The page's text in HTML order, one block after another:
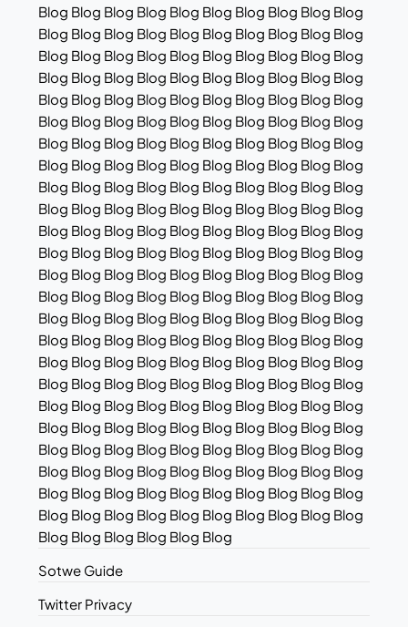
Blog Blog Blog Blog Blog Blog Blog Blog Blog Blog
Blog Blog Blog Blog Blog Blog Blog Blog Blog Blog
Blog Blog Blog Blog Blog Blog Blog Blog Blog Blog
Blog Blog Blog Blog Blog Blog Blog Blog Blog Blog
Blog Blog Blog Blog Blog Blog Blog Blog Blog Blog
Blog Blog Blog Blog Blog Blog Blog Blog Blog Blog
Blog Blog Blog Blog Blog Blog Blog Blog Blog Blog
Blog Blog Blog Blog Blog Blog Blog Blog Blog Blog
Blog Blog Blog Blog Blog Blog Blog Blog Blog Blog
Blog Blog Blog Blog Blog Blog Blog Blog Blog Blog
Blog Blog Blog Blog Blog Blog Blog Blog Blog Blog
Blog Blog Blog Blog Blog Blog Blog Blog Blog Blog
Blog Blog Blog Blog Blog Blog Blog Blog Blog Blog
Blog Blog Blog Blog Blog Blog Blog Blog Blog Blog
Blog Blog Blog Blog Blog Blog Blog Blog Blog Blog
Blog Blog Blog Blog Blog Blog Blog Blog Blog Blog
Blog Blog Blog Blog Blog Blog Blog Blog Blog Blog
Blog Blog Blog Blog Blog Blog Blog Blog Blog Blog
Blog Blog Blog Blog Blog Blog Blog Blog Blog Blog
Blog Blog Blog Blog Blog Blog Blog Blog Blog Blog
Blog Blog Blog Blog Blog Blog Blog Blog Blog Blog
Blog Blog Blog Blog Blog Blog Blog Blog Blog Blog
Blog Blog Blog Blog Blog Blog Blog Blog Blog Blog
Blog Blog Blog Blog Blog Blog Blog Blog Blog Blog
Blog Blog Blog Blog Blog Blog
Sotwe Guide
Twitter Privacy